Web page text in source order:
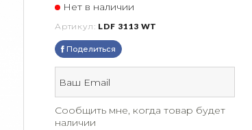
Нет в наличии
Артикул: LDF 3113 WT
Поделиться
Сообщить мне, когда товар будет
наличии